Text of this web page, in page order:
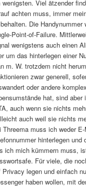
wenigsten. Viel ätzender
achten muss, immer
Die Handynummer
Point-of-Failure.
wenigstens auch einen
um das hinterlegen einer
m. W. trotzdem nicht
zwar generell,
oder andere
hat, sind aber
auch wenn sie nichts
auch weil sie nichts
Threema muss ich weder
hinterlegen und
ich mich kümmern muss,
Für viele, die
Privacy legen und einfach
haben wollen, mit